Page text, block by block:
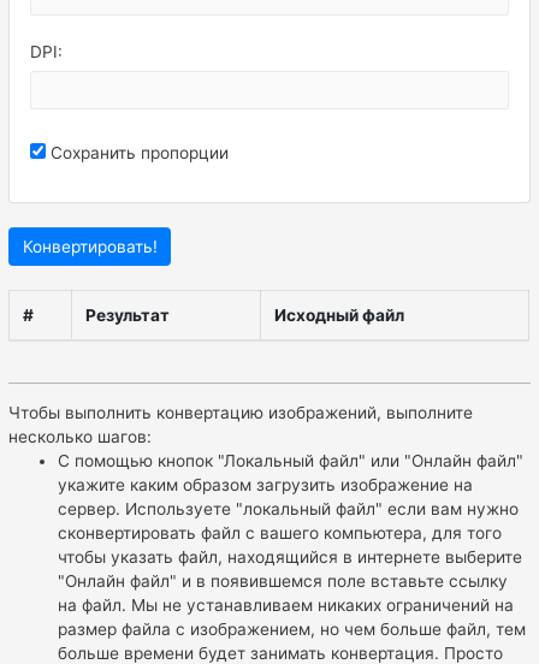
DPI:
Сохранить пропорции
Конвертировать!
# Результат Исходный файл
Чтобы выполнить конвертацию изображений, выполните
несколько шагов:
С помощью кнопок "Локальный файл" или "Онлайн файл"
укажите каким образом загрузить изображение на
сервер. Используете "локальный файл" если вам нужно
сконвертировать файл с вашего компьютера, для того
чтобы указать файл, находящийся в интернете выберите
"Онлайн файл" и в появившемся поле вставьте ссылку
на файл. Мы не устанавливаем никаких ограничений на
размер файла с изображением, но чем больше файл, тем
больше времени будет занимать конвертация. Просто